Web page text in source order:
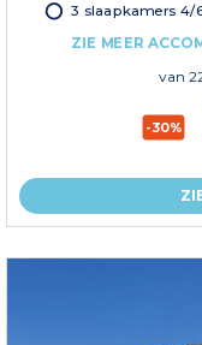
3 slaapkamers 4/
ZIE MEER
van
-30%